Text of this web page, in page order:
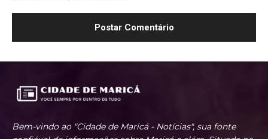
Bem-vindo ao "Cidade de Maricá - Notícias", sua fonte